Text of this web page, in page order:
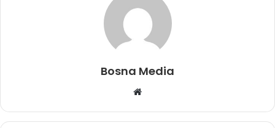
Bosna Media
Website